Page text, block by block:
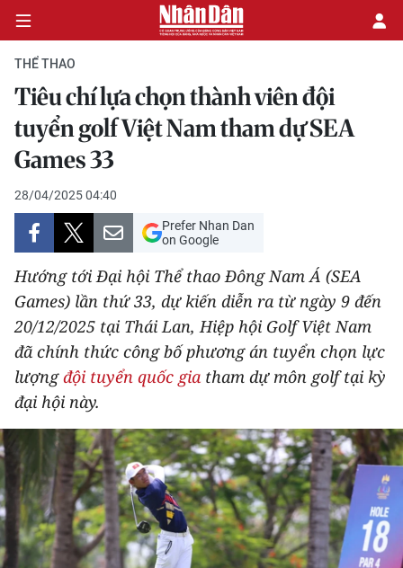
CHÍNH TRỊ
KINH TẾ
VĂN HÓA
XÃ HỘI
PHÁP LUẬT
DU LỊCH
THẾ GIỚI
THỂ THAO
GIÁO DỤC
Y TẾ
KHOA HỌC - CÔNG NGHỆ
THỂ THAO
Tiêu chí lựa chọn thành viên đội
tuyển golf Việt Nam tham dự SEA
Games 33
28/04/2025 04:40
Prefer Nhan Dan
on Google
Hướng tới Đại hội Thể thao Đông Nam Á (SEA
Games) lần thứ 33, dự kiến diễn ra từ ngày 9 đến
20/12/2025 tại Thái Lan, Hiệp hội Golf Việt Nam
đã chính thức công bố phương án tuyển chọn lực
lượngđội tuyển quốc gia tham dự môn golf tại kỳ
đại hội này.